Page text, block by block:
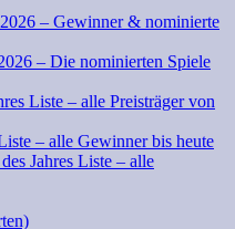
– Gewinner & nominierte
– Die nominierten Spiele
Liste – alle Preisträger von
– alle Gewinner bis heute
Jahres Liste – alle